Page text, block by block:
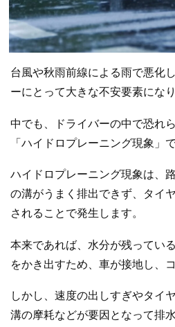
台風や秋雨前線による雨で悪化
ーにとって大きな不安要素にな
中でも、ドライバーの中で恐れ
「ハイドロプレーニング現象」で
ハイドロプレーニング現象は、
の溝がうまく排出できず、タイ
されることで発生します。
本来であれば、水分が残ってい
をかき出すため、車が接地し、
しかし、速度の出しすぎやタイ
溝の摩耗などが要因となって排